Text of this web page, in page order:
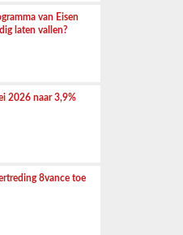
van Eisen
laten vallen?
2026 naar 3,9%
8vance toe